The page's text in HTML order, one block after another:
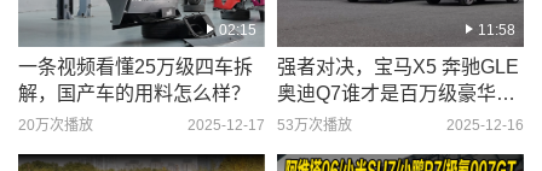
02:15
一条视频看懂25万级四车拆
解，国产车的用料怎么样？
2025-12-17
20万次播放
11:58
强者对决，宝马X5 奔驰GLE
奥迪Q7谁才是百万级豪华SU
V的守门员
2025-12-16
53万次播放